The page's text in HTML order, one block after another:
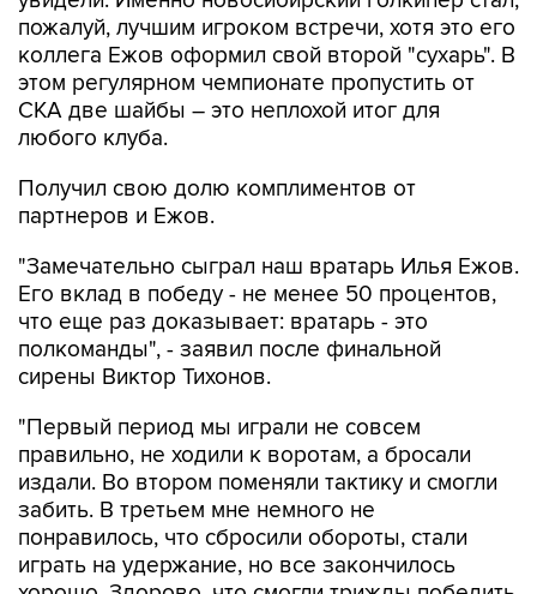
пожалуй, лучшим игроком встречи, хотя это его
коллега Ежов оформил свой второй "сухарь". В
этом регулярном чемпионате пропустить от
СКА две шайбы – это неплохой итог для
любого клуба.
Получил свою долю комплиментов от
партнеров и Ежов.
"Замечательно сыграл наш вратарь Илья Ежов.
Его вклад в победу - не менее 50 процентов,
что еще раз доказывает: вратарь - это
полкоманды", - заявил после финальной
сирены Виктор Тихонов.
"Первый период мы играли не совсем
правильно, не ходили к воротам, а бросали
издали. Во втором поменяли тактику и смогли
забить. В третьем мне немного не
понравилось, что сбросили обороты, стали
играть на удержание, но все закончилось